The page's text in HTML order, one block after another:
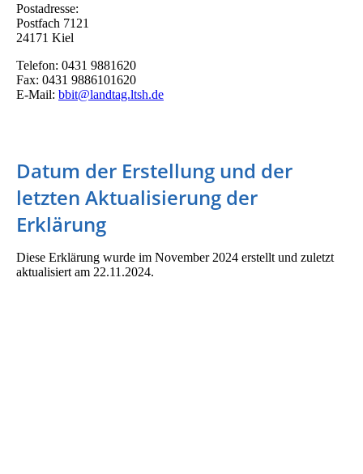
Postadresse:
Postfach 7121
24171 Kiel
Telefon: 0431 9881620
Fax: 0431 9886101620
E-Mail: bbit@landtag.ltsh.de
Datum der Erstellung und der
letzten Aktualisierung der
Erklärung
Diese Erklärung wurde im November 2024 erstellt und zuletzt
aktualisiert am 22.11.2024.